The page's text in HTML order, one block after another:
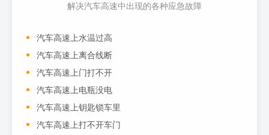
解决汽车高速中出现的各种应急故障
汽车高速上水温过高
汽车高速上离合线断
汽车高速上门打不开
汽车高速上电瓶没电
汽车高速上钥匙锁车里
汽车高速上打不开车门